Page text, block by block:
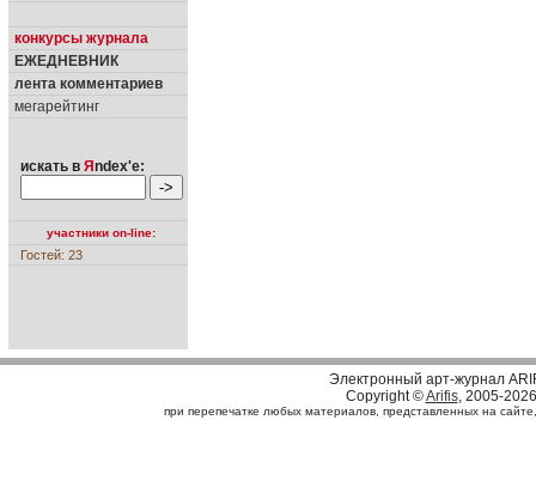
конкурсы журнала
ЕЖЕДНЕВНИК
лента комментариев
мегарейтинг
искать в Я ndex'е:
участники on-line:
Гостей: 23
Электронный арт-журнал
Copyright ©Arifis, 2005-2026
при перепечатке любых материалов, представленных на